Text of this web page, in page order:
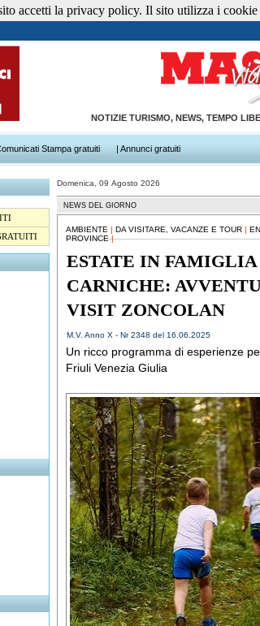
NOTIZIE TURISMO, NEWS, TEMPO
Stampa gratuiti | Annunci gratuiti
Domenica, 09 Agosto 2026
NEWS DEL GIORNO
AMBIENTE | DA VISITARE, VACANZE E TOUR |
PROVINCE|
ESTATE IN
CARNICHE:
VISIT ZONCOLAN
M.V. Anno X - Nr 2348 del 16.06.2025
Un ricco programma di esperienze
Friuli Venezia Giulia
accetti la privacy policy. Il sito utilizza i